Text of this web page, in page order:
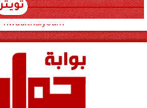
hwadithalyoum